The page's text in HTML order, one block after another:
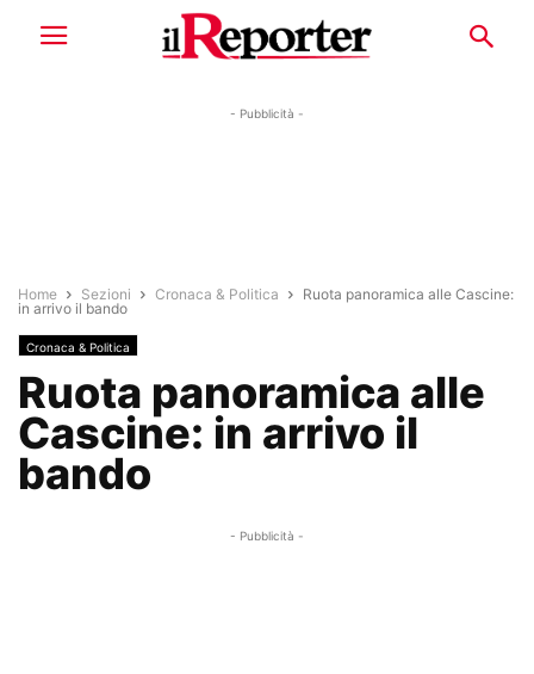
- Pubblicità -
Home Sezioni Cronaca & Politica
Ruota panoramica alle Cascine:
in arrivo il bando
Cronaca & Politica
Ruota panoramica alle
Cascine: in arrivo il
bando
- Pubblicità -